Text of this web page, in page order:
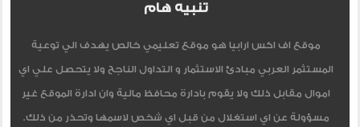
تنبيه هام
موقع اف اكس ارابيا هو موقع تعليمي خالص يهدف الي توعية
المستثمر العربي مبادئ الاستثمار و التداول الناجح ولا يتحصل علي اي
اموال مقابل ذلك ولا يقوم بادارة محافظ مالية وان ادارة الموقع غير
مسؤولة عن اي استغلال من قبل اي شخص لاسمها وتحذر من ذلك.